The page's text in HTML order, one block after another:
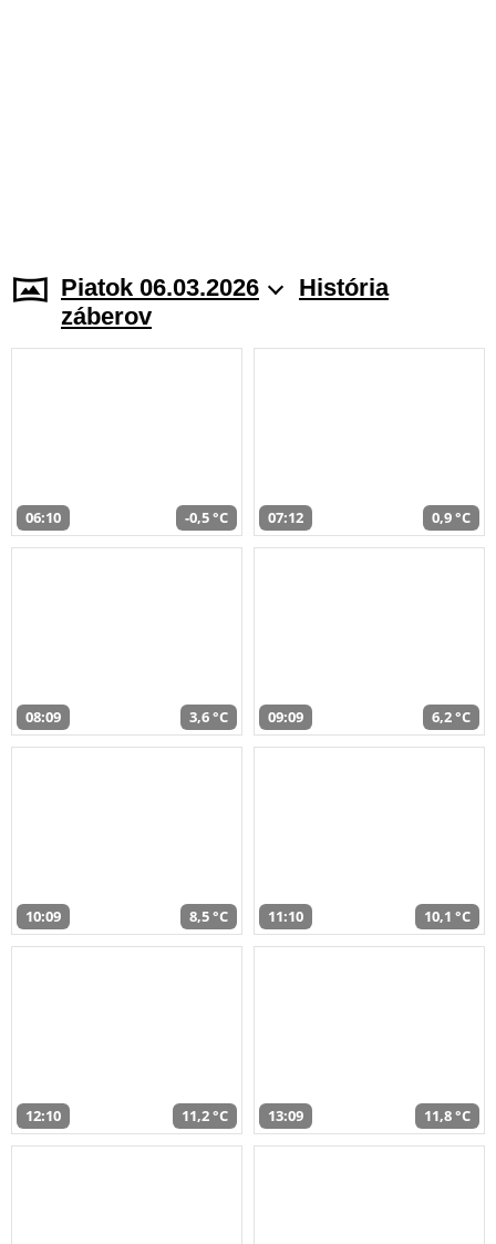
Piatok 06.03.2026
História
záberov
06:10 -0,5 °C 07:12 0,9 °C
08:09 3,6 °C 09:09 6,2 °C
10:09 8,5 °C 11:10 10,1 °C
12:10 11,2 °C 13:09 11,8 °C